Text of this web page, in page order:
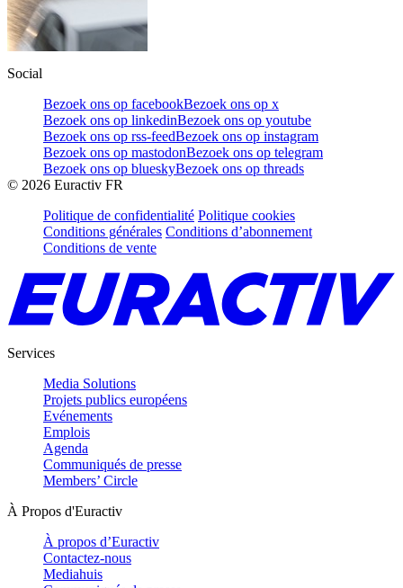
Social
Bezoek ons op facebookBezoek ons op x
Bezoek ons op linkedinBezoek ons op youtube
Bezoek ons op rss-feedBezoek ons op instagram
Bezoek ons op mastodonBezoek ons op telegram
Bezoek ons op blueskyBezoek ons op threads
© 2026 Euractiv FR
Politique de confidentialité Politique cookies
Conditions générales Conditions d’abonnement
Conditions de vente
Services
Media Solutions
Projets publics européens
Evénements
Emplois
Agenda
Communiqués de presse
Members’ Circle
À Propos d'Euractiv
À propos d’Euractiv
Contactez-nous
Mediahuis